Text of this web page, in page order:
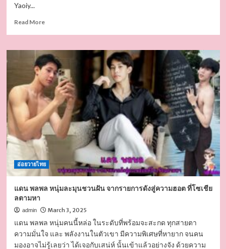
Yaoiy...
Read MoreRead
เปิด
วาร์
ป
จุน
ซู
Junsu
หนุ่ม
หล่อ
จาก
รายการ
Boys
lost
in
Thailand
นุ่ม
อ่อยวายไทย
แดน พลพล หนุ่มละมุนชวนฝัน จากรายการดังสู่ความฮอต ที่โซเชีย
ลตามหา
admin March 3, 2025
แดน พลพล หนุ่มคนนี้หล่อ ในระดับที่พร้อมจะสะกด ทุกสายตา
ความมั่นใจ และ พลังงานในตัวเขา มีความพิเศษที่หายาก จนคน
มองอาจไม่รู้เลยว่า ได้เจอกับเสน่ห์ นั้นเข้าแล้วอย่างจัง ด้วยความ